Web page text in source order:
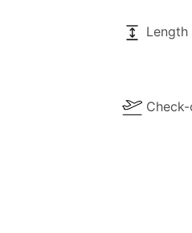
Length